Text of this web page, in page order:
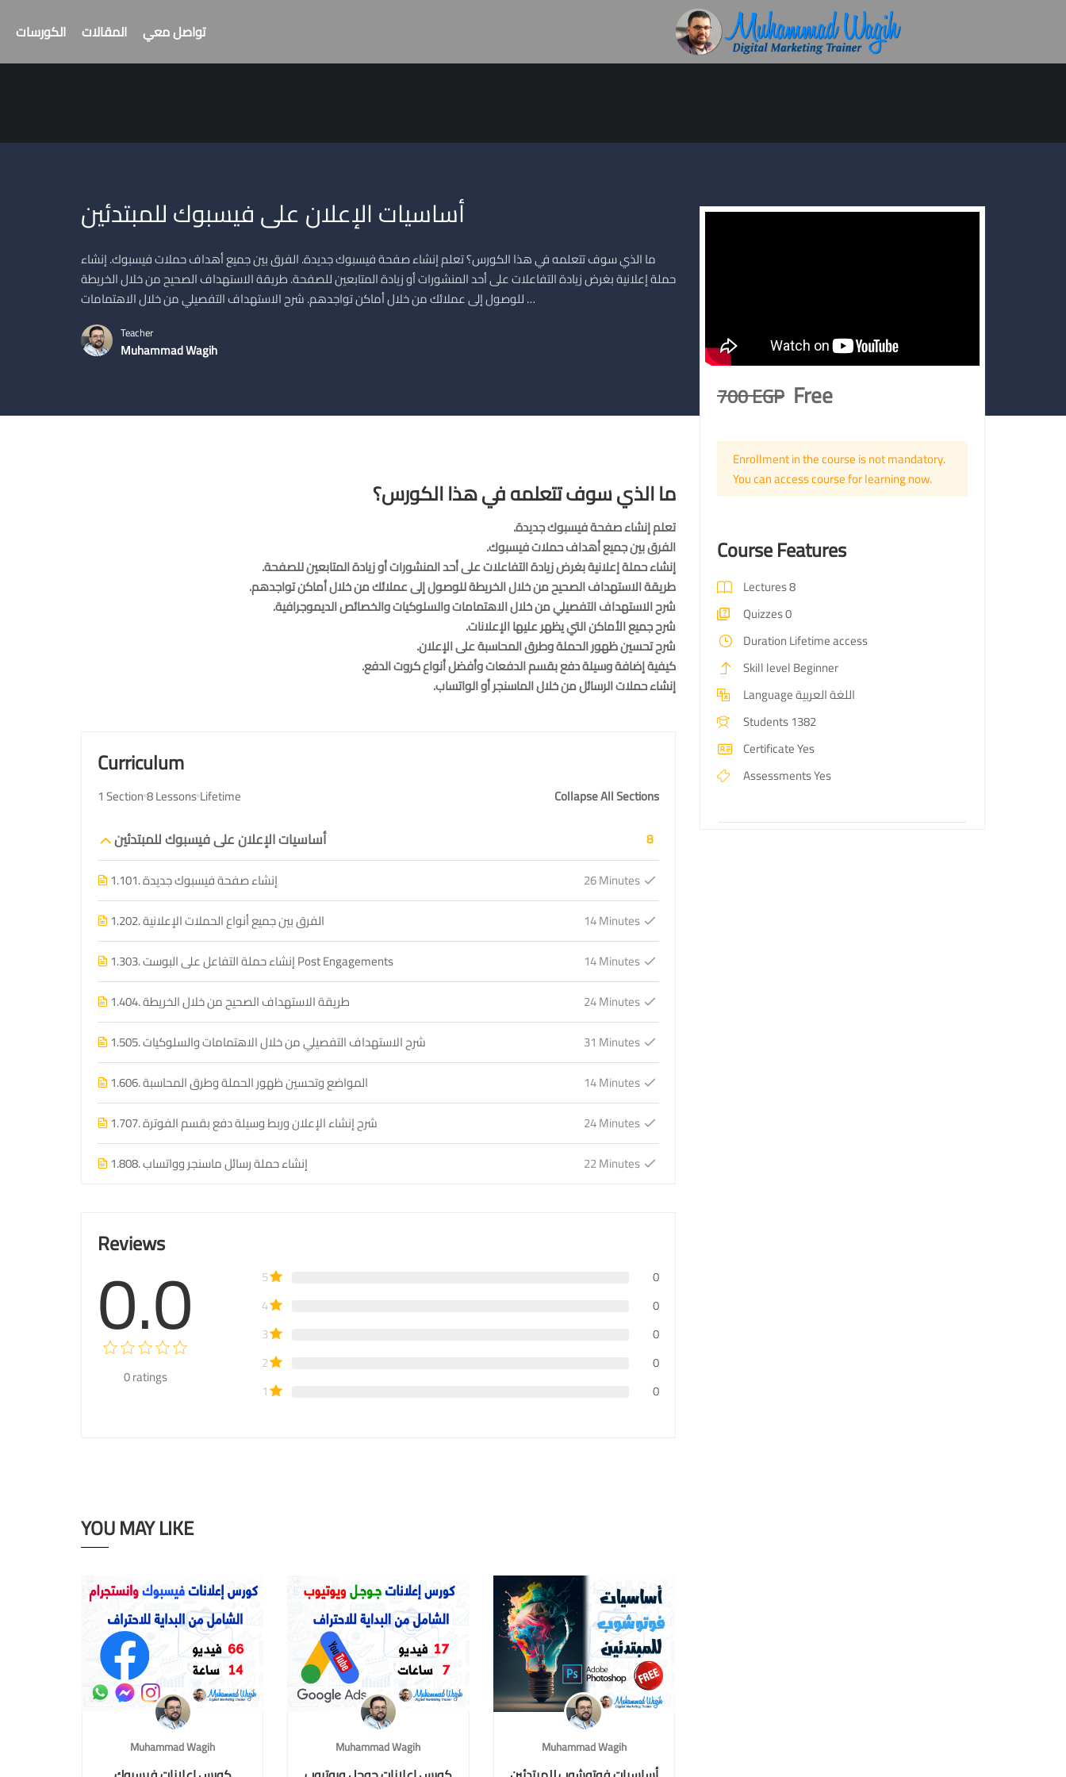
الكورسات المقالات تواصل معي
أساسيات الإعلان على فيسبوك للمبتدئين
ما الذي سوف تتعلمه في هذا الكورس؟ تعلم إنشاء صفحة فيسبوك جديدة. الفرق بين جميع أهداف حملات فيسبوك. إنشاء
حملة إعلانية بغرض زيادة التفاعلات على أحد المنشورات أو زيادة المتابعين للصفحة. طريقة الاستهداف الصحيح من خلال الخريطة
للوصول إلى عملائك من خلال أماكن تواجدهم. شرح الاستهداف التفصيلي من خلال الاهتمامات …
Teacher
Muhammad Wagih
ما الذي سوف تتعلمه في هذا الكورس؟
تعلم إنشاء صفحة فيسبوك جديدة.
الفرق بين جميع أهداف حملات فيسبوك.
إنشاء حملة إعلانية بغرض زيادة التفاعلات على أحد المنشورات أو زيادة المتابعين للصفحة.
طريقة الاستهداف الصحيح من خلال الخريطة للوصول إلى عملائك من خلال أماكن تواجدهم.
شرح الاستهداف التفصيلي من خلال الاهتمامات والسلوكيات والخصائص الديموجرافية.
شرح جميع الأماكن التي يظهر عليها الإعلانات.
شرح تحسين ظهور الحملة وطرق المحاسبة على الإعلان.
كيفية إضافة وسيلة دفع بقسم الدفعات وأفضل أنواع كروت الدفع.
إنشاء حملات الرسائل من خلال الماسنجر أو الواتساب.
Curriculum
1 Section8 LessonsLifetime Collapse All Sections
أساسيات الإعلان على فيسبوك للمبتدئين
8
1.1
01. إنشاء صفحة فيسبوك جديدة
26 Minutes
1.2
02. الفرق بين جميع أنواع الحملات الإعلانية
14 Minutes
1.3
03. إنشاء حملة التفاعل على البوست Post Engagements
14 Minutes
1.4
04. طريقة الاستهداف الصحيح من خلال الخريطة
24 Minutes
1.5
05. شرح الاستهداف التفصيلي من خلال الاهتمامات والسلوكيات
31 Minutes
1.6
06. المواضع وتحسين ظهور الحملة وطرق المحاسبة
14 Minutes
1.7
07. شرح إنشاء الإعلان وربط وسيلة دفع بقسم الفوترة
24 Minutes
1.8
08. إنشاء حملة رسائل ماسنجر وواتساب 22 Minutes
Reviews
0.0
0ratings
5
0
4
0
3
0
2
0
1
0
YOU MAY LIKE
Muhammad Wagih Muhammad Wagih Muhammad Wagih
700 EGP Free
Enrollment in the course is not mandatory.
You can access course for learning now.
Course Features
Lectures8
Quizzes0
DurationLifetime access
Skill levelBeginner
Languageاللغة العربية
Students1382
CertificateYes
AssessmentsYes